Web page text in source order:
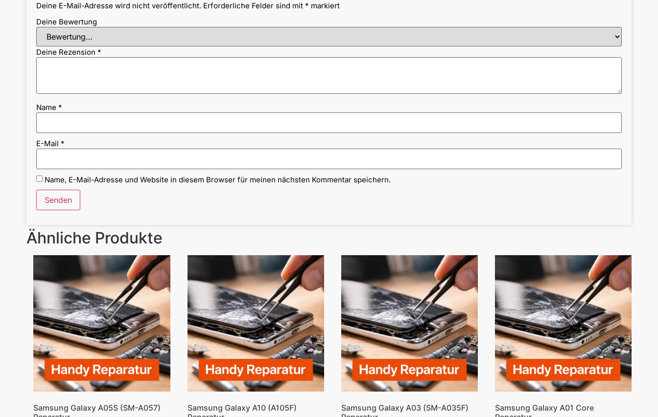
Deine E-Mail-Adresse wird nicht veröffentlicht. Erforderliche Felder sind mit * markiert
Deine Bewertung
Deine Rezension *
Name *
E-Mail *
Name, E-Mail-Adresse und Website in diesem Browser für meinen nächsten Kommentar speichern.
Ähnliche Produkte
Samsung Galaxy A05S (SM-A057)
Samsung Galaxy A10 (A105F)
Samsung Galaxy A03 (SM-A035F)
Samsung Galaxy A01 Core